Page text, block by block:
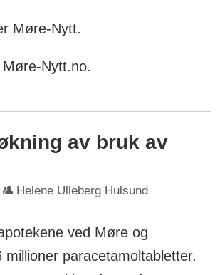
Møre-Nytt.
Nytt.no.
av bruk av
Helene Ulleberg Hulsund
ved Møre og
millioner paracetamoltabletter.